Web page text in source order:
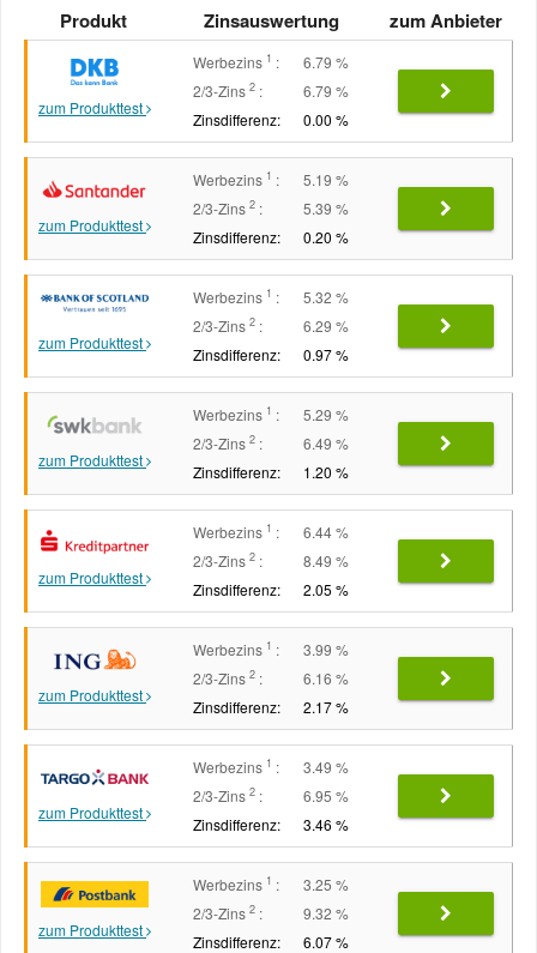
Produkt Zinsauswertung zum Anbieter
zum Produkttest
Werbezins 1 :
6.79 %
2/3-Zins 2 :
6.79 %
Zinsdifferenz:
0.00 %
zum Produkttest
Werbezins 1 :
5.19 %
2/3-Zins 2 :
5.39 %
Zinsdifferenz:
0.20 %
zum Produkttest
Werbezins 1 :
5.32 %
2/3-Zins 2 :
6.29 %
Zinsdifferenz:
0.97 %
zum Produkttest
Werbezins 1 :
5.29 %
2/3-Zins 2 :
6.49 %
Zinsdifferenz:
1.20 %
zum Produkttest
Werbezins 1 :
6.44 %
2/3-Zins 2 :
8.49 %
Zinsdifferenz:
2.05 %
zum Produkttest
Werbezins 1 :
3.99 %
2/3-Zins 2 :
6.16 %
Zinsdifferenz:
2.17 %
zum Produkttest
Werbezins 1 :
3.49 %
2/3-Zins 2 :
6.95 %
Zinsdifferenz:
3.46 %
zum Produkttest
Werbezins 1 :
3.25 %
2/3-Zins 2 :
9.32 %
Zinsdifferenz:
6.07 %